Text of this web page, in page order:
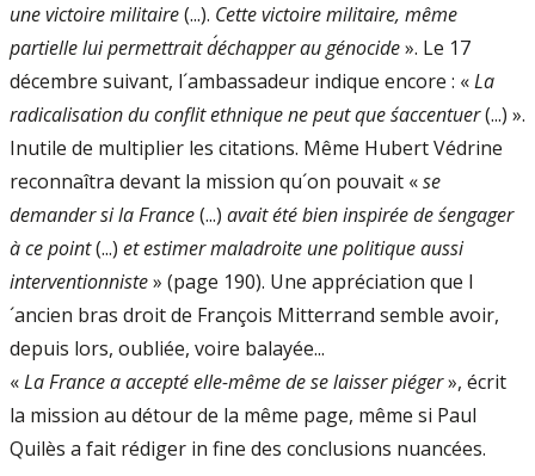
une victoire militaire(...). Cette victoire militaire, même
partielle lui permettrait d´échapper au génocide». Le 17
décembre suivant, l´ambassadeur indique encore : «La
radicalisation du conflit ethnique ne peut que s´accentuer(...) ».
Inutile de multiplier les citations. Même Hubert Védrine
reconnaîtra devant la mission qu´on pouvait «se
demander si la France(...) avait été bien inspirée de s´engager
à ce point(...) et estimer maladroite une politique aussi
interventionniste» (page 190). Une appréciation que l
´ancien bras droit de François Mitterrand semble avoir,
depuis lors, oubliée, voire balayée...
«La France a accepté elle-même de se laisser piéger», écrit
la mission au détour de la même page, même si Paul
Quilès a fait rédiger in fine des conclusions nuancées.